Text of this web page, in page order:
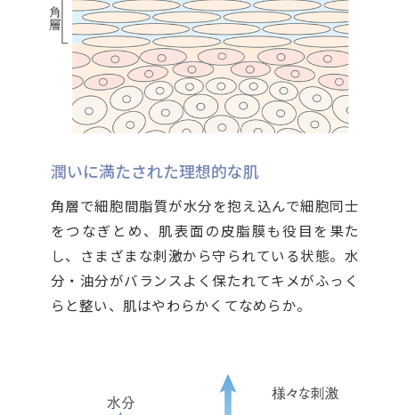
潤いに満たされた理想的な肌
角層で細胞間脂質が水分を抱え込んで細胞同士
をつなぎとめ、肌表面の皮脂膜も役目を果た
し、さまざまな刺激から守られている状態。水
分・油分がバランスよく保たれてキメがふっく
らと整い、肌はやわらかくてなめらか。